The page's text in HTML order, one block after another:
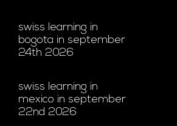
swiss learning in
bogota in september
24th 2026
swiss learning in
mexico in september
22nd 2026